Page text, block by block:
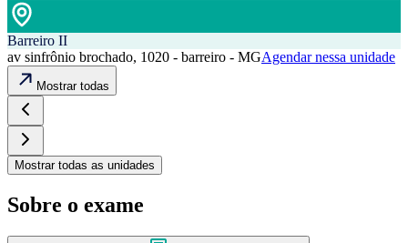
Barreiro II
av sinfrônio brochado, 1020 - barreiro - MGAgendar nessa unidade
Mostrar todas
Mostrar todas as unidades
Sobre o exame